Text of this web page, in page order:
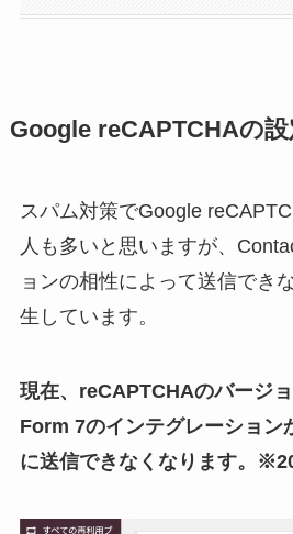
Google reCAPTCHAの設
スパム対策でGoogle
人も多いと思いますが、
ョンの相性によって送信でき
生しています。
現在、reCAPTCHAのバージ
Form 7のインテグレーション
に送信できなくなります。